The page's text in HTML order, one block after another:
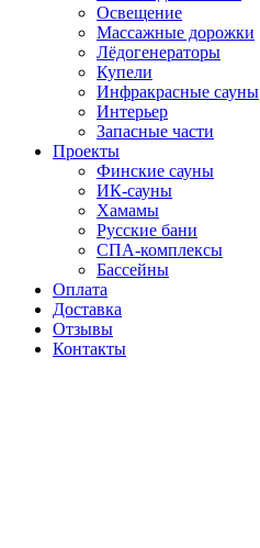
Освещение
Массажные дорожки
Лёдогенераторы
Купели
Инфракрасные сауны
Интерьер
Запасные части
Проекты
Финские сауны
ИК-сауны
Хамамы
Русские бани
СПА-комплексы
Бассейны
Оплата
Доставка
Отзывы
Контакты